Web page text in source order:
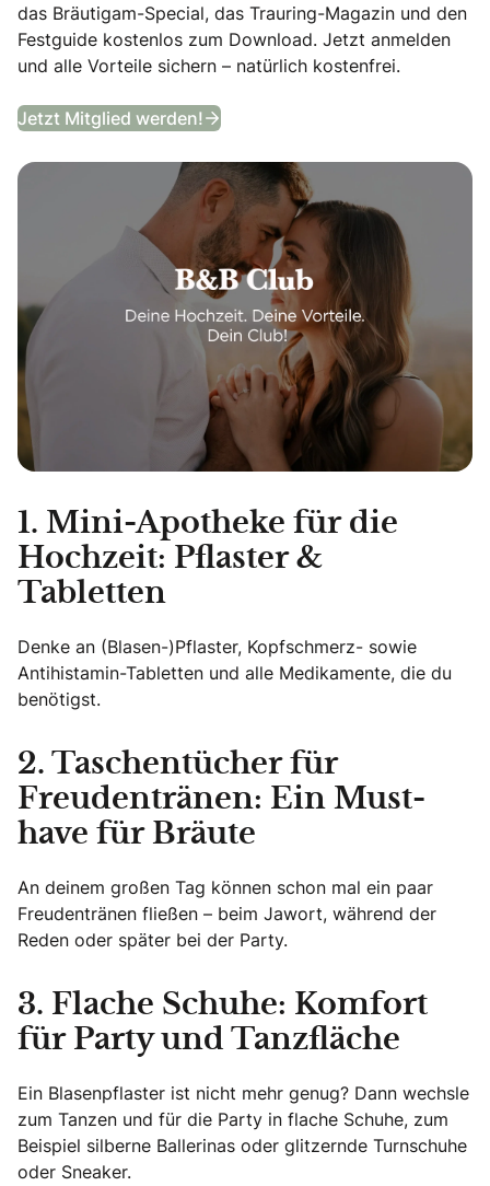
das Bräutigam-Special, das Trauring-Magazin und den
Festguide kostenlos zum Download. Jetzt anmelden
und alle Vorteile sichern – natürlich kostenfrei.
Jetzt Mitglied werden! B&B Club
1. Mini-Apotheke für die
Hochzeit: Pflaster &
Tabletten
Denke an (Blasen-)Pflaster, Kopfschmerz- sowie
Antihistamin-Tabletten und alle Medikamente, die du
benötigst.
2. Taschentücher für
Freudentränen: Ein Must-
have für Bräute
An deinem großen Tag können schon mal ein paar
Freudentränen fließen – beim Jawort, während der
Reden oder später bei der Party.
3. Flache Schuhe: Komfort
für Party und Tanzfläche
Ein Blasenpflaster ist nicht mehr genug? Dann wechsle
zum Tanzen und für die Party in flache Schuhe, zum
Beispiel silberne Ballerinas oder glitzernde Turnschuhe
oder Sneaker.